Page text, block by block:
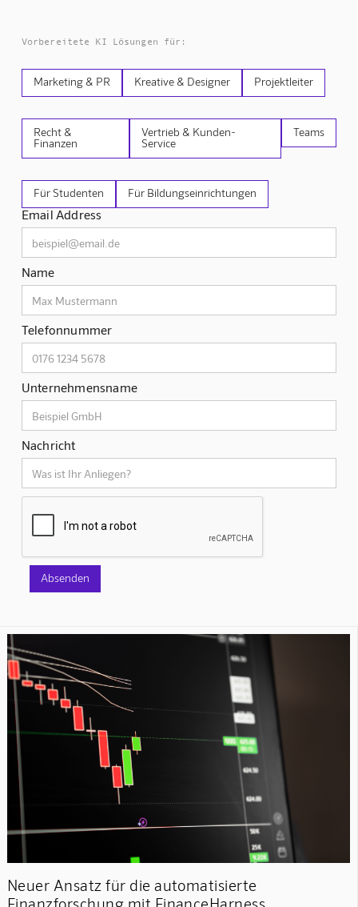
Vorbereitete KI Lösungen für:
Marketing & PR Kreative & Designer Projektleiter
Recht &
Finanzen
Vertrieb & Kunden-
Service
Teams
Für Studenten Für Bildungseinrichtungen
Email Address
Name
Telefonnummer
Unternehmensname
Nachricht
Neuer Ansatz für die automatisierte
Finanzforschung mit FinanceHarness